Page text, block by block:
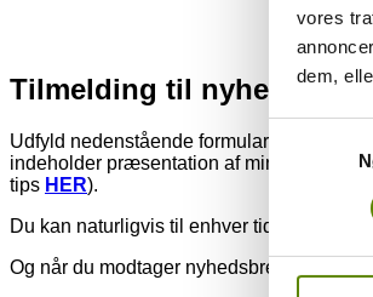
vores
dem,
Tilmelding til
Udfyld nedenstående formular og du vil
indeholder præsentation af mine vine og
tips HER).
Du kan naturligvis til enhver tid afmelde
Og når du modtager nyhedsbrevet, er du